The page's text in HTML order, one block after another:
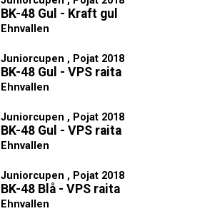
BK-48 Gul - Kraft gul
Ehnvallen
Juniorcupen , Pojat 2018
BK-48 Gul - VPS raita
Ehnvallen
Juniorcupen , Pojat 2018
BK-48 Gul - VPS raita
Ehnvallen
Juniorcupen , Pojat 2018
BK-48 Blå - VPS raita
Ehnvallen